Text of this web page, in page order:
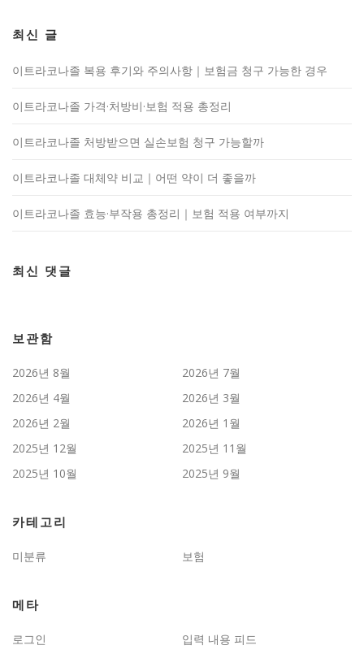
최신 글
이트라코나졸 복용 후기와 주의사항｜보험금 청구 가능한 경우
이트라코나졸 가격·처방비·보험 적용 총정리
이트라코나졸 처방받으면 실손보험 청구 가능할까
이트라코나졸 대체약 비교｜어떤 약이 더 좋을까
이트라코나졸 효능·부작용 총정리｜보험 적용 여부까지
최신 댓글
보관함
2026년 8월
2026년 7월
2026년 4월
2026년 3월
2026년 2월
2026년 1월
2025년 12월
2025년 11월
2025년 10월
2025년 9월
카테고리
미분류 보험
메타
로그인 입력 내용 피드